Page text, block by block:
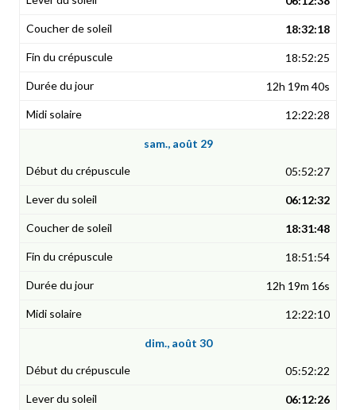
18:32:18
18:52:25
12h 19m 40s
12:22:28
sam., août 29
05:52:27
06:12:32
18:31:48
18:51:54
12h 19m 16s
12:22:10
dim., août 30
05:52:22
06:12:26